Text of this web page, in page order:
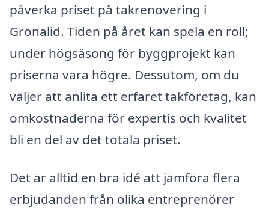
påverka priset på takrenovering i
Grönalid. Tiden på året kan spela en roll;
under högsäsong för byggprojekt kan
priserna vara högre. Dessutom, om du
väljer att anlita ett erfaret takföretag, kan
omkostnaderna för expertis och kvalitet
bli en del av det totala priset.
Det är alltid en bra idé att jämföra flera
erbjudanden från olika entreprenörer